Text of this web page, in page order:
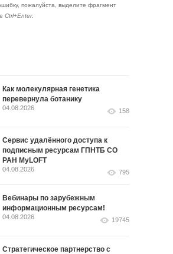
пожалуйста, выделите фрагмент
Ctrl+Enter.
Как молекулярная генетика
перевернула ботанику
04.08.2026 158
Сервис удалённого доступа к
подписным ресурсам ГПНТБ СО
РАН MyLOFT
04.08.2026 795
Вебинары по зарубежным
информационным ресурсам!
04.08.2026 19745
Стратегическое партнерство с